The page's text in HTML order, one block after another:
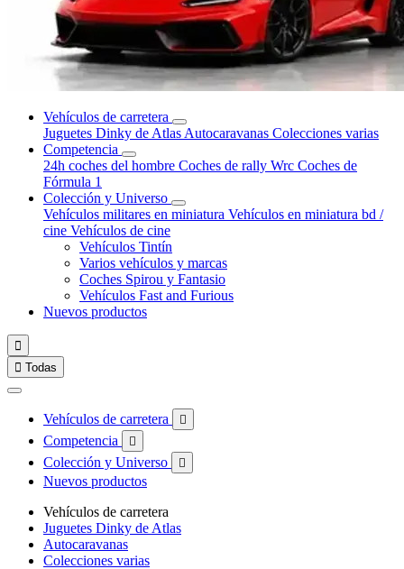
Vehículos de carretera
Juguetes Dinky de Atlas Autocaravanas Colecciones varias
Competencia
24h coches del hombre Coches de rally Wrc Coches de
Fórmula 1
Colección y Universo
Vehículos militares en miniatura Vehículos en miniatura bd /
cine Vehículos de cine
Vehículos Tintín
Varios vehículos y marcas
Coches Spirou y Fantasio
Vehículos Fast and Furious
Nuevos productos

 Todas
Vehículos de carretera 
Competencia 
Colección y Universo 
Nuevos productos
Vehículos de carretera
Juguetes Dinky de Atlas
Autocaravanas
Colecciones varias